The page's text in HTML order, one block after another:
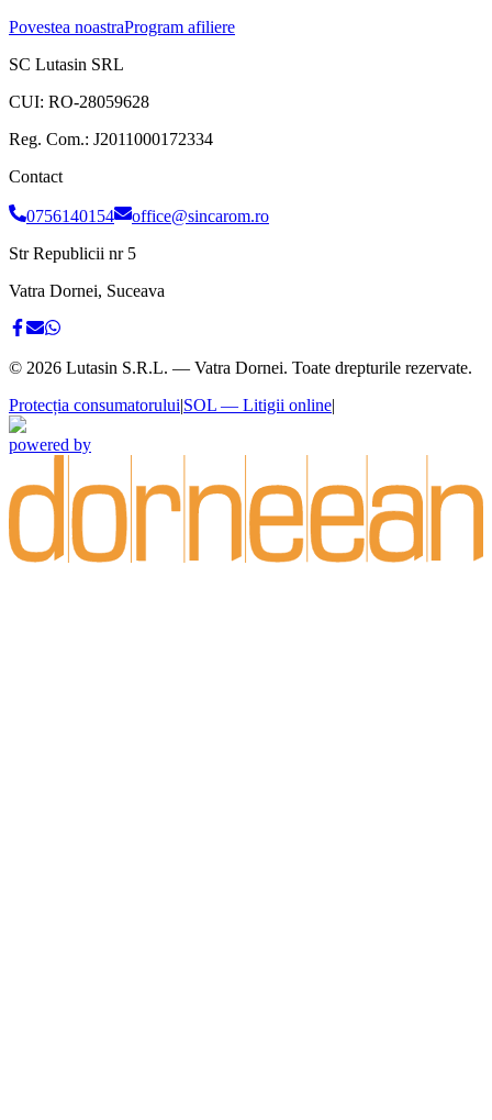
Povestea noastraProgram afiliere
SC Lutasin SRL
CUI: RO-28059628
Reg. Com.: J2011000172334
Contact
0756140154
office@sincarom.ro
Str Republicii nr 5
Vatra Dornei, Suceava
© 2026 Lutasin S.R.L. — Vatra Dornei. Toate drepturile rezervate.
Protecția consumatorului|SOL — Litigii online|
powered by